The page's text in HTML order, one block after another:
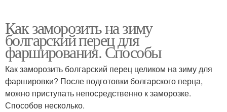
Как заморозить на зиму
болгарский перец для
фарширования. Способы
Как заморозить болгарский перец целиком на зиму для
фаршировки? После подготовки болгарского перца,
можно приступать непосредственно к заморозке.
Способов несколько.